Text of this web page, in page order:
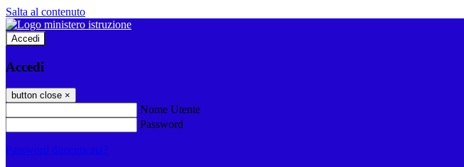
Salta al contenuto
Accedi
Accedi
button close ×
Nome Utente
Password
Password dimenticata?